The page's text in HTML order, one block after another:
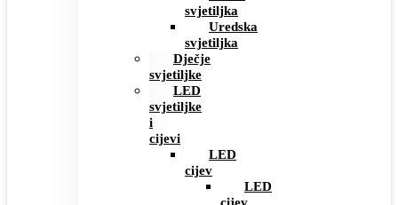
svjetiljka
Uredska
svjetiljka
Dječje
svjetiljke
LED
svjetiljke
i
cijevi
LED
cijev
LED